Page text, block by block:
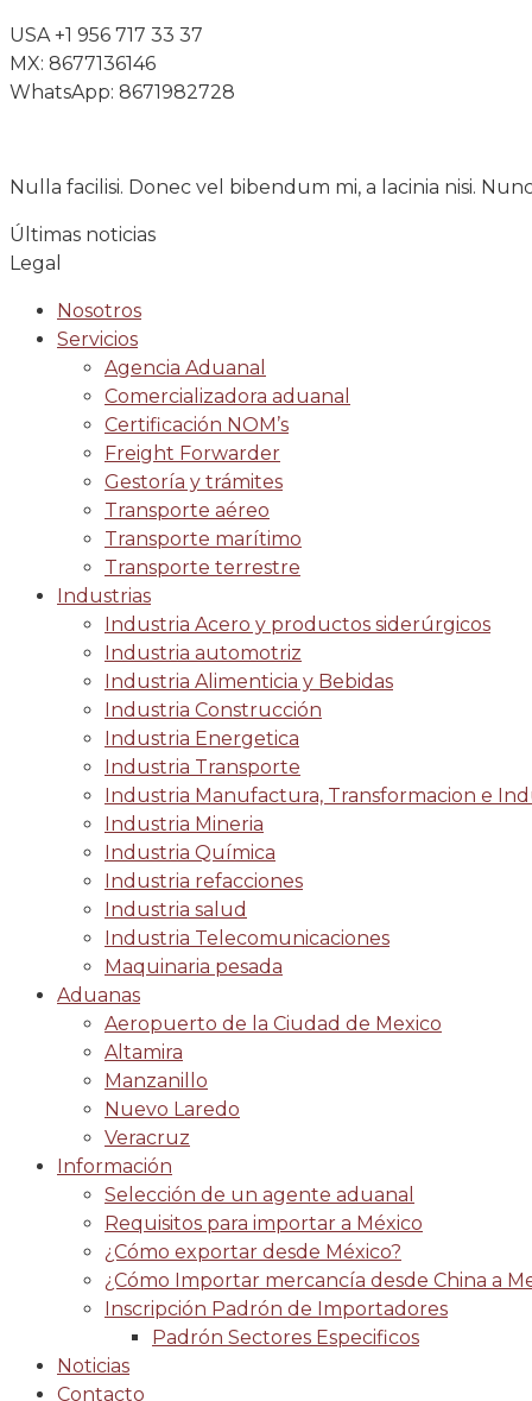
USA +1 956 717 33 37
MX: 8677136146
WhatsApp: 8671982728
Nulla facilisi. Donec vel bibendum mi, a lacinia nisi.
Últimas noticias
Legal
Nosotros
Servicios
Agencia Aduanal
Comercializadora aduanal
Certificación NOM’s
Freight Forwarder
Gestoría y trámites
Transporte aéreo
Transporte marítimo
Transporte terrestre
Industrias
Industria Acero y productos siderúrgicos
Industria automotriz
Industria Alimenticia y Bebidas
Industria Construcción
Industria Energetica
Industria Transporte
Industria Manufactura, Transformacion e
Industria Mineria
Industria Química
Industria refacciones
Industria salud
Industria Telecomunicaciones
Maquinaria pesada
Aduanas
Aeropuerto de la Ciudad de Mexico
Altamira
Manzanillo
Nuevo Laredo
Veracruz
Información
Selección de un agente aduanal
Requisitos para importar a México
¿Cómo exportar desde México?
¿Cómo Importar mercancía desde China a
Inscripción Padrón de Importadores
Padrón Sectores Especificos
Noticias
Contacto